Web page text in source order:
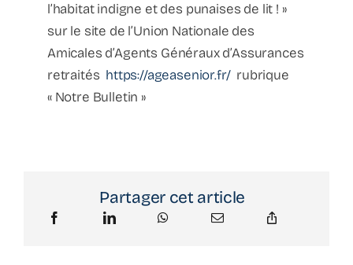
l’habitat indigne et des punaises de lit ! »
sur le site de l’Union Nationale des
Amicales d’Agents Généraux d’Assurances
retraités https://ageasenior.fr/rubrique
« Notre Bulletin »
Partager cet article